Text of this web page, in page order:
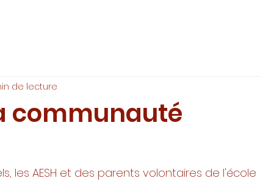
communauté
de lecture
les AESH et des parents volontaires de l'école